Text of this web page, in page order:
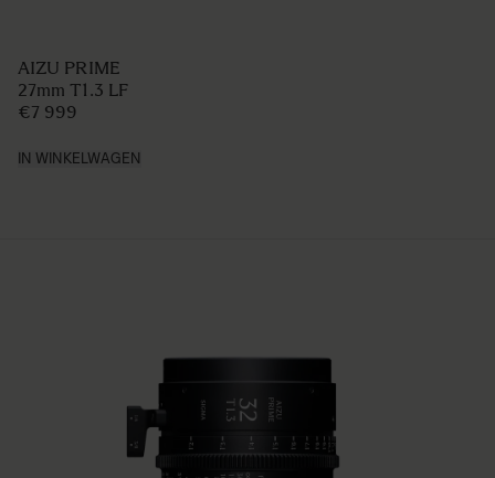
AIZU PRIME
27mm T1.3 LF
€7 999
IN WINKELWAGEN